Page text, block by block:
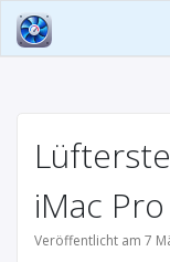
iMac Pro
Veröffentlicht am 7